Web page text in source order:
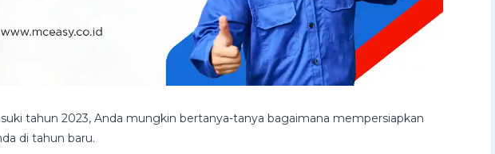
tahun 2023, Anda mungkin bertanya-tanya bagaimana mempersiapkan
di tahun baru.